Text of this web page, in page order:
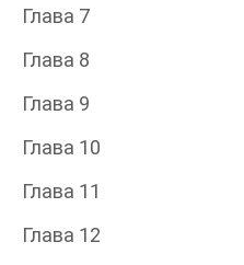
Глава 7
Глава 8
Глава 9
Глава 10
Глава 11
Глава 12